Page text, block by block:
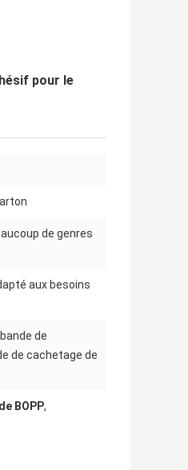
pour le
de genres
aux besoins
de
de cachetage de
BOPP,